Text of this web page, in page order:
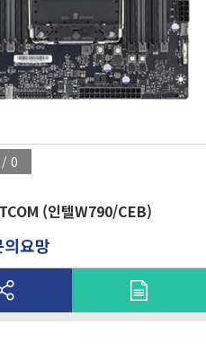
/ 0
(인텔W790/CEB)
요망